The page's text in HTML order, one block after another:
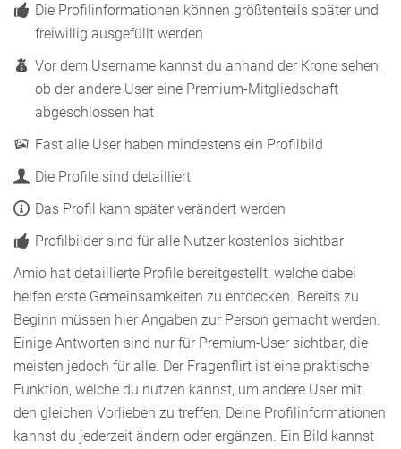
Die Profilinformationen können größtenteils später und
freiwillig ausgefüllt werden
Vor dem Username kannst du anhand der Krone sehen,
ob der andere User eine Premium-Mitgliedschaft
abgeschlossen hat
Fast alle User haben mindestens ein Profilbild
Die Profile sind detailliert
Das Profil kann später verändert werden
Profilbilder sind für alle Nutzer kostenlos sichtbar
Amio hat detaillierte Profile bereitgestellt, welche dabei
helfen erste Gemeinsamkeiten zu entdecken. Bereits zu
Beginn müssen hier Angaben zur Person gemacht werden.
Einige Antworten sind nur für Premium-User sichtbar, die
meisten jedoch für alle. Der Fragenflirt ist eine praktische
Funktion, welche du nutzen kannst, um andere User mit
den gleichen Vorlieben zu treffen. Deine Profilinformationen
kannst du jederzeit ändern oder ergänzen. Ein Bild kannst